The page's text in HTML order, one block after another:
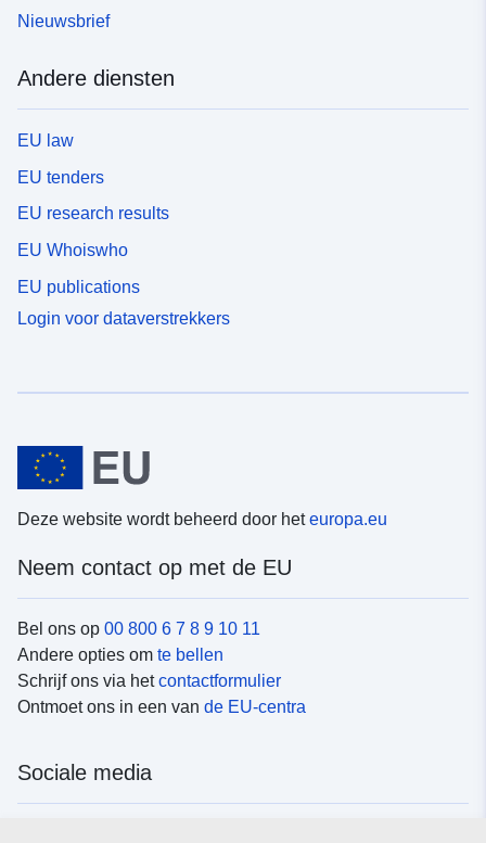
Nieuwsbrief
Andere diensten
EU law
EU tenders
EU research results
EU Whoiswho
EU publications
Login voor dataverstrekkers
Deze website wordt beheerd door heteuropa.eu
Neem contact op met de EU
Bel ons op 00 800 6 7 8 9 10 11
Andere opties om te bellen
Schrijf ons via hetcontactformulier
Ontmoet ons in een van de EU-centra
Sociale media